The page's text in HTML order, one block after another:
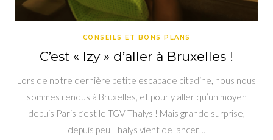
CONSEILS ET BONS PLANS
C’est « Izy » d’aller à Bruxelles !
Lors de notre dernière petite escapade citadine, nous nous
sommes rendus à Bruxelles, et pour y aller qu’un moyen
depuis Paris c’est le TGV Thalys ! Mais grande surprise,
depuis peu Thalys vient de lancer…